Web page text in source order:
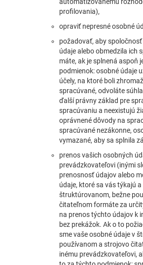
profilovania),
opraviť nepresné osobné
požadovať, aby
údaje alebo obmedzila ich
máte, ak je splnená aspoň
podmienok: osobné údaje
účely, na ktoré boli
spracúvané, odvoláte
ďalší právny základ pre
spracúvaniu a neexistujú
oprávnené dôvody na
spracúvané nezákonne,
vymazané, aby sa splnila
prenos vašich osobných
prevádzkovateľovi (inými
prenosnosť údajov alebo
údaje, ktoré sa vás týkajú
štruktúrovanom, bežne
čitateľnom formáte za
na prenos týchto údajov k
bez prekážok. Ak o to
sme vaše osobné údaje v
používanom a strojovo
inému prevádzkovateľovi,